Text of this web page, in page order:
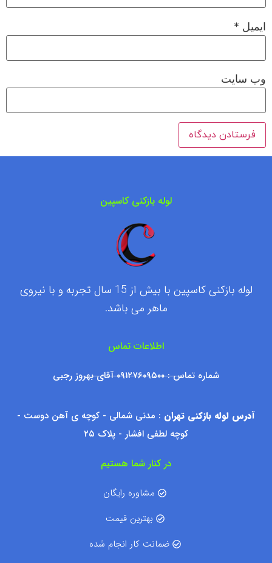
ایمیل *
وب‌ سایت
لوله بازکنی کاسپین
لوله بازکنی کاسپین با بیش از 15 سال تجربه و با نیروی
ماهر می باشد.
اطلاعات تماس
شماره تماس : ۰۹۱۲۷۶۰۹۵۰۰ آقای بهروز رجبی
آدرس لوله بازکنی تهران : مدنی شمالی - کوچه ی آهن دوست -
کوچه لطفی افشار - پلاک ۲۵
در کنار شما هستیم
مشاوره رایگان
بهترین قیمت
ضمانت کار انجام شده